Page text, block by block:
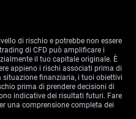
di rischio e potrebbe non essere
di CFD può amplificare i
il tuo capitale originale. È
appieno i rischi associati prima di
situazione finanziaria, i tuoi obiettivi
prima di prendere decisioni di
indicative dei risultati futuri. Fare
una comprensione completa dei